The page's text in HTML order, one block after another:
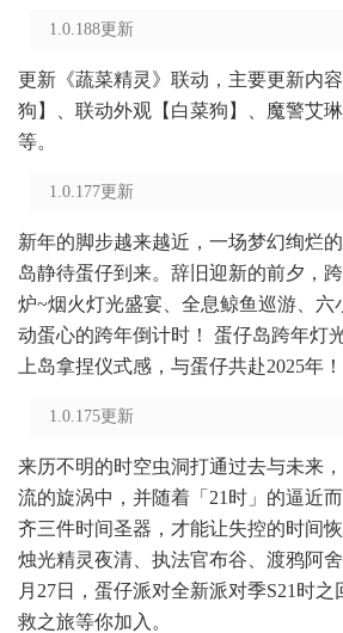
1.0.188更新
更新《蔬菜精灵》联动，主要更新内
狗】、联动外观【白菜狗】、魔警艾
等。
1.0.177更新
新年的脚步越来越近，一场梦幻绚烂
岛静待蛋仔到来。辞旧迎新的前夕，
炉~烟火灯光盛宴、全息鲸鱼巡游、六
动蛋心的跨年倒计时！ 蛋仔岛跨年灯
上岛拿捏仪式感，与蛋仔共赴2025年！
1.0.175更新
来历不明的时空虫洞打通过去与未来
流的旋涡中，并随着「21时」的逼近
齐三件时间圣器，才能让失控的时间
烛光精灵夜清、执法官布谷、渡鸦阿
月27日，蛋仔派对全新派对季S21时
救之旅等你加入。